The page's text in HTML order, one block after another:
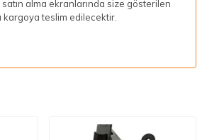
alma ekranlarında size gösterilen
kargoya teslim edilecektir.